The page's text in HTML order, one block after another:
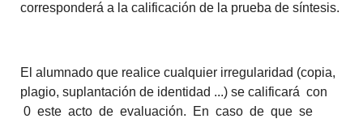
corresponderá a la calificación de la prueba de síntesis.
El alumnado que realice cualquier irregularidad (copia,
plagio, suplantación de identidad ...) se calificará con
0 este acto de evaluación. En caso de que se